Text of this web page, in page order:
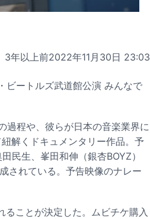
3年以上前2022年11月30日 23:03
ビートルズ武道館公演 みんなで
過程や、彼らが日本の音楽業界に
解くドキュメンタリー作品。予
民生、峯田和伸（銀杏BOYZ）
されている。予告映像のナレー
ることが決定した。ムビチケ購入